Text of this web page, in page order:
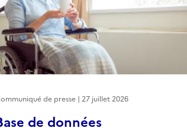
de données
de presse | 27 juillet 2026